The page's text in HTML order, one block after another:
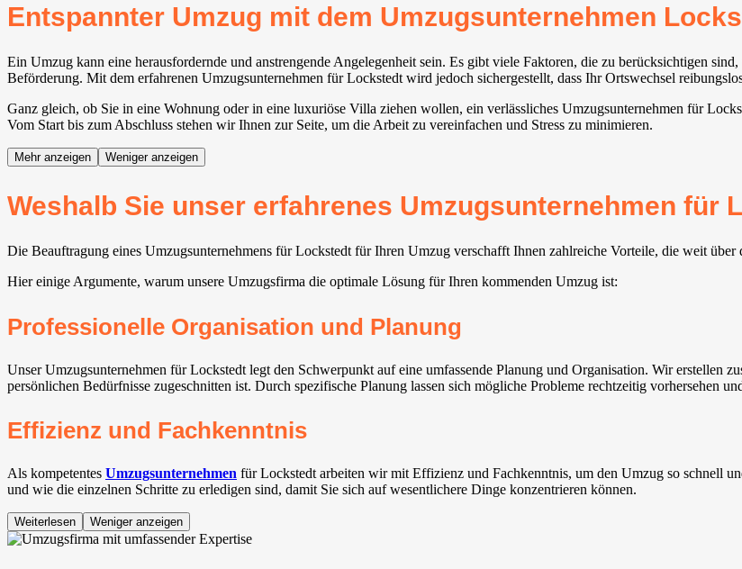
Entspannter Umzug mit dem Umzugsunternehmen
Ein Umzug kann eine herausfordernde und anstrengende Angelegenheit sein. Es gibt viele Faktoren, die zu berücksichtigen
Beförderung. Mit dem erfahrenen Umzugsunternehmen für Lockstedt wird jedoch sichergestellt, dass Ihr Ortswechsel
Ganz gleich, ob Sie in eine Wohnung oder in eine luxuriöse Villa ziehen wollen, ein verlässliches Umzugsunternehmen für
Vom Start bis zum Abschluss stehen wir Ihnen zur Seite, um die Arbeit zu vereinfachen und Stress zu minimieren.
Mehr anzeigen Weniger anzeigen
Weshalb Sie unser erfahrenes Umzugsunternehmen für
Die Beauftragung eines Umzugsunternehmens für Lockstedt für Ihren Umzug verschafft Ihnen zahlreiche Vorteile, die weit
Hier einige Argumente, warum unsere Umzugsfirma die optimale Lösung für Ihren kommenden Umzug ist:
Professionelle Organisation und Planung
Unser Umzugsunternehmen für Lockstedt legt den Schwerpunkt auf eine umfassende Planung und Organisation. Wir erstellen
persönlichen Bedürfnisse zugeschnitten ist. Durch spezifische Planung lassen sich mögliche Probleme rechtzeitig vorhersehen
Effizienz und Fachkenntnis
Als kompetentes Umzugsunternehmen für Lockstedt arbeiten wir mit Effizienz und Fachkenntnis, um den Umzug so schnell
und wie die einzelnen Schritte zu erledigen sind, damit Sie sich auf wesentlichere Dinge konzentrieren können.
Weiterlesen Weniger anzeigen